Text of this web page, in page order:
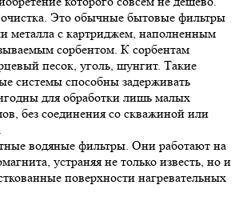
Это обычные бытовые фильтры
металла с картриджем, наполненным
сорбентом. К сорбентам
песок, уголь, шунгит. Такие
системы способны задерживать
для обработки лишь малых
без соединения со скважиной или
водяные фильтры. Они работают на
устраняя не только известь, но и
поверхности нагревательных